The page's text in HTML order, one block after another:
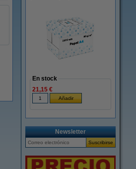
En stock
21,15 €
Newsletter